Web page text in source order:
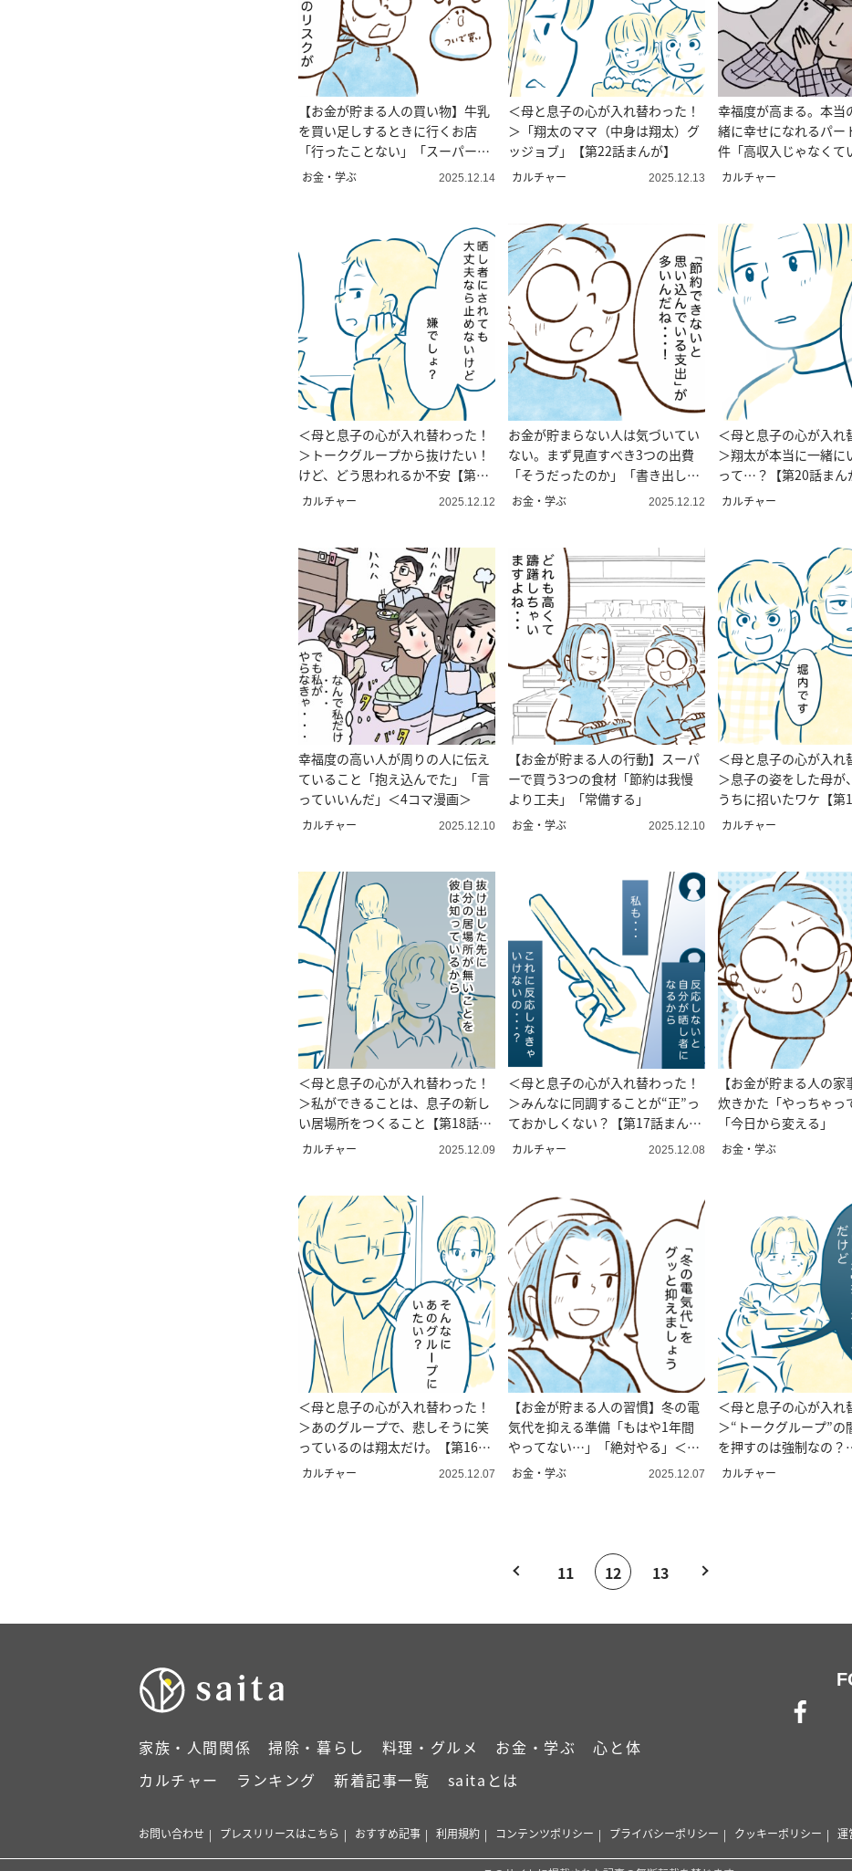
【お金が貯まる人の買い物】牛乳
を買い足しするときに行くお店
「行ったことない」「スーパーじ
ゃないんだ」
お金・学ぶ 2025.12.14
＜母と息子の心が入れ替わった！
＞「翔太のママ（中身は翔太）グ
ッジョブ」【第22話まんが】
カルチャー 2025.12.13
幸福度が高まる。本当
緒に幸せになれるパー
件「高収入じゃなくて
コマ漫画＞
カルチャー
＜母と息子の心が入れ替わった！
＞トークグループから抜けたい！
けど、どう思われるか不安【第21
話まんが】
カルチャー 2025.12.12
お金が貯まらない人は気づいてい
ない。まず見直すべき3つの出費
「そうだったのか」「書き出して
みた」
お金・学ぶ 2025.12.12
＜母と息子の心が入れ
＞翔太が本当に一緒に
って…？【第20話まん
カルチャー
幸福度の高い人が周りの人に伝え
ていること「抱え込んでた」「言
っていいんだ」＜4コマ漫画＞
カルチャー 2025.12.10
【お金が貯まる人の行動】スーパ
ーで買う3つの食材「節約は我慢
より工夫」「常備する」
お金・学ぶ 2025.12.10
＜母と息子の心が入れ
＞息子の姿をした母が
うちに招いたワケ【第
が】
カルチャー
＜母と息子の心が入れ替わった！
＞私ができることは、息子の新し
い居場所をつくること【第18話ま
んが】
カルチャー 2025.12.09
＜母と息子の心が入れ替わった！
＞みんなに同調することが“正”っ
ておかしくない？【第17話まん
が】
カルチャー 2025.12.08
【お金が貯まる人の家
炊きかた「やっちゃっ
「今日から変える」
お金・学ぶ
＜母と息子の心が入れ替わった！
＞あのグループで、悲しそうに笑
っているのは翔太だけ。【第16話
まんが】
カルチャー 2025.12.07
【お金が貯まる人の習慣】冬の電
気代を抑える準備「もはや1年間
やってない…」「絶対やる」＜7
コマ漫画＞
お金・学ぶ 2025.12.07
＜母と息子の心が入れ
＞“トークグループ”の
を押すのは強制なの
話まんが】
カルチャー
11 12 13
家族・人間関係 掃除・暮らし 料理・グルメ お金・学ぶ
心と体
カルチャー
ランキング 新着記事一覧 saitaとは
お問い合わせ プレスリリースはこちら おすすめ記事 利用規約 コンテンツポリシー プライバシーポリシー クッキーポリシー 運